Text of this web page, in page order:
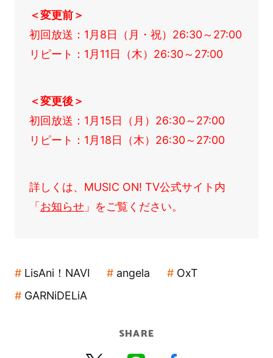
＜変更前＞
初回放送：1月8日（月・祝）26:30～27:00
リピート：1月11日（木）26:30～27:00
＜変更後＞
初回放送：1月15日（月）26:30～27:00
リピート：1月18日（木）26:30～27:00
詳しくは、MUSIC ON! TV公式サイト内
「 お知らせ」をご覧ください。
LisAni！NAVI angela
OxT
GARNiDELiA
SHARE